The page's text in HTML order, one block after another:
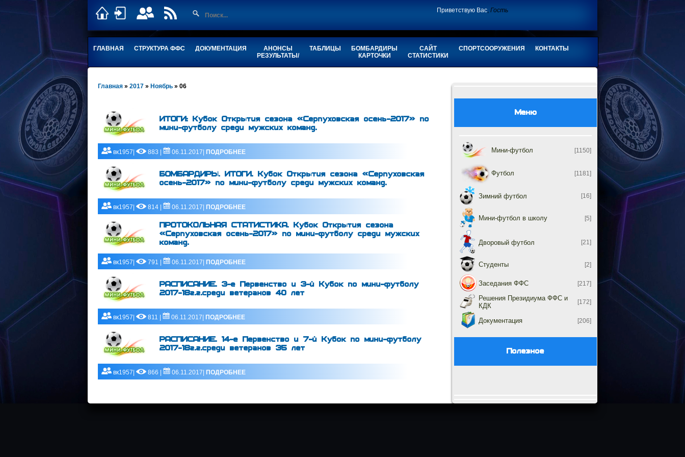
Приветствую Вас,Гость
ГЛАВНАЯ СТРУКТУРА ФФС ДОКУМЕНТАЦИЯ
АНОНСЫ
РЕЗУЛЬТАТЫ/
ТАБЛИЦЫ
БОМБАРДИРЫ
КАРТОЧКИ
САЙТ
СТАТИСТИКИ
СПОРТСООРУЖЕНИЯ КОНТАКТЫ
Главная » 2017 » Ноябрь » 06
ИТОГИ: Кубок Открытия сезона «Серпуховская осень-2017» по
мини-футболу среди мужских команд.
вк1957| 883 | 06.11.2017| ПОДРОБНЕЕ
БОМБАРДИРЫ. ИТОГИ. Кубок Открытия сезона «Серпуховская
осень-2017» по мини-футболу среди мужских команд.
вк1957| 814 | 06.11.2017| ПОДРОБНЕЕ
ПРОТОКОЛЬНАЯ СТАТИСТИКА. Кубок Открытия сезона
«Серпуховская осень-2017» по мини-футболу среди мужских
команд.
вк1957| 791 | 06.11.2017| ПОДРОБНЕЕ
РАСПИСАНИЕ. 3-е Первенство и 3-й Кубок по мини-футболу
2017-18г.г.среди ветеранов 40 лет
вк1957| 811 | 06.11.2017| ПОДРОБНЕЕ
РАСПИСАНИЕ. 14-е Первенство и 7-й Кубок по мини-футболу
2017-18г.г.среди ветеранов 35 лет
вк1957| 866 | 06.11.2017| ПОДРОБНЕЕ
Меню
Мини-футбол [1150]
Футбол [1181]
Зимний футбол [16]
Мини-футбол в школу [5]
Дворовый футбол [21]
Студенты [2]
Заседания ФФС [217]
Решения Президиума ФФС и
КДК
[172]
Документация [206]
Полезное